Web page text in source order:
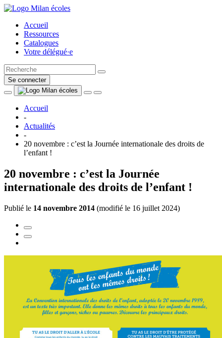
Accueil
Ressources
Catalogues
Votre délégué·e
Se connecter
Accueil
-
Actualités
-
20 novembre : c’est la Journée internationale des droits de
l’enfant !
20 novembre : c’est la Journée
internationale des droits de l’enfant !
Publié le 14 novembre 2014 (modifié le 16 juillet 2024)